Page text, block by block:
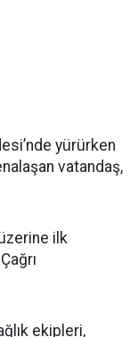
yürürken
vatandaş,
ilk
ekipleri,